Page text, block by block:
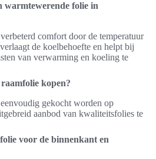
warmtewerende folie in
comfort door de temperatuur
de koelbehoefte en helpt bij
van verwarming en koeling te
kopen?
gekocht worden op
aanbod van kwaliteitsfolies te
voor de binnenkant en